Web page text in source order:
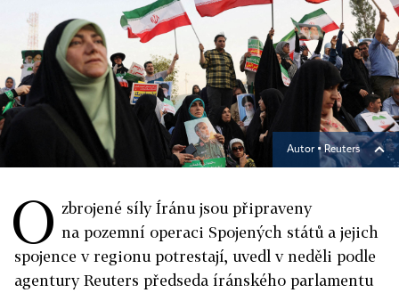
Autor ▪Reuters
O zbrojené síly Íránu jsou připraveny
na pozemní operaci Spojených států a jejich
spojence v regionu potrestají, uvedl v neděli podle
agentury Reuters předseda íránského parlamentu